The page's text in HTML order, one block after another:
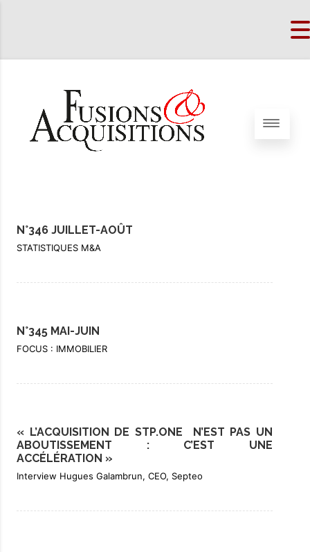
N°346 JUILLET-AOÛT
STATISTIQUES M&A
N°345 MAI-JUIN
FOCUS : IMMOBILIER
« L’ACQUISITION DE STP.ONE N’EST PAS UN
ABOUTISSEMENT : C’EST UNE
ACCÉLÉRATION »
Interview Hugues Galambrun, CEO, Septeo